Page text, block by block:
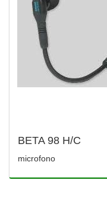
BETA 98 H/C
microfono